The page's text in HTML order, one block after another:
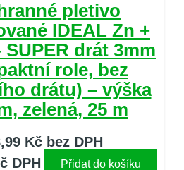
pletivo
IDEAL Zn +
SUPER drát 3mm
role, bez
drátu) – výška
zelená, 25 m
Kčbez DPH
DPH Přidat do košíku